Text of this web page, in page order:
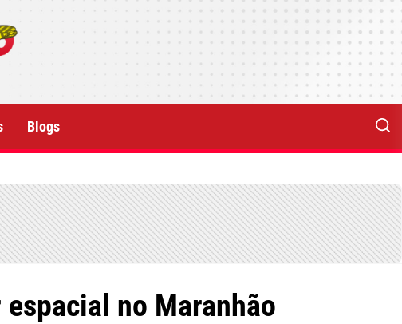
Blogs
no Maranhão